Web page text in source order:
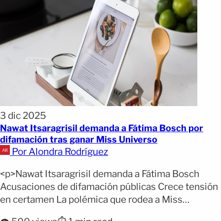
3 dic 2025
Nawat Itsaragrisil demanda a Fátima Bosch por
difamación tras ganar Miss Universo
Por Alondra Rodríguez
<p>Nawat Itsaragrisil demanda a Fátima Bosch
Acusaciones de difamación públicas Crece tensión
en certamen La polémica que rodea a Miss